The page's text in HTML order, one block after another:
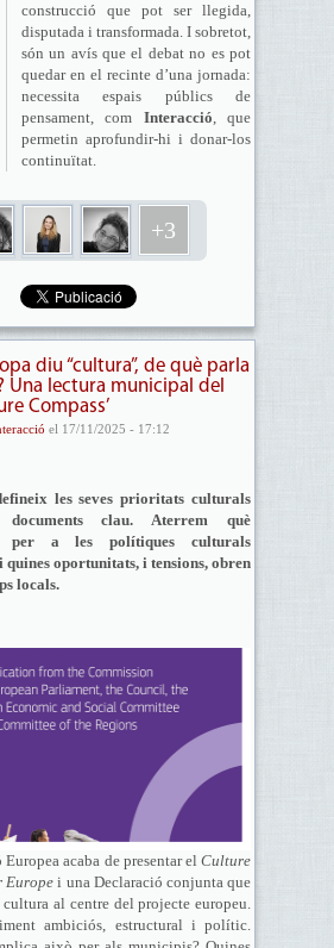
construcció que pot ser llegida,
disputada i transformada. I sobretot,
són un avís que el debat no es pot
quedar en el recinte d’una jornada:
necessita espais públics de
pensament, com Interacció, que
permetin aprofundir-hi i donar-los
continuïtat.
+3
diu “cultura”, de què parla
Una lectura municipal del
Compass’
el 17/11/2025 - 17:12
les seves prioritats culturals
clau. Aterrem què
per a les polítiques culturals
quines oportunitats, i tensions, obren
locals.
acaba de presentar elCulture
Europe i una Declaració conjunta que
al centre del projecte europeu.
ambiciós, estructural i polític.